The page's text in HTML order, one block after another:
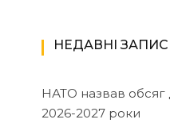
НЕДАВНІ
НАТО назвав
2026-2027 роки